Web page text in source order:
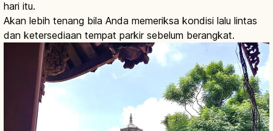
hari itu.
Akan lebih tenang bila Anda memeriksa kondisi lalu lintas
dan ketersediaan tempat parkir sebelum berangkat.